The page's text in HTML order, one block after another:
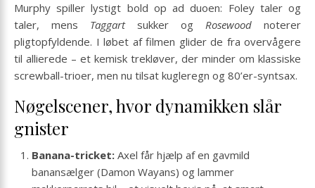
Murphy spiller lystigt bold op ad duoen: Foley taler og
taler, mens Taggartsukker og Rosewood noterer
pligtopfyldende. I løbet af filmen glider de fra overvågere
til allierede – et kemisk trekløver, der minder om klassiske
screwball-trioer, men nu tilsat kugleregn og 80’er-syntsax.
Nøgelscener, hvor dynamikken slår
gnister
Banana-tricket: Axel får hjælp af en gavmild
banansælger (Damon Wayans) og lammer